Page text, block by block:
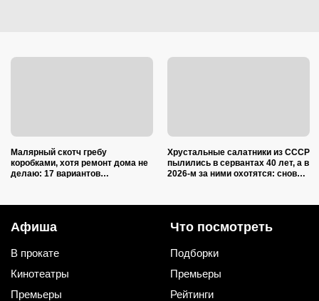
Малярный скотч гребу
коробками, хотя ремонт дома не
делаю: 17 вариантов
Хрустальные салатники из СССР
пылились в сервантах 40 лет, а в
2026-м за ними охотятся: снова в
Афиша
В прокате
Кинотеатры
Премьеры
Что посмотреть
Подборки
Премьеры
Рейтинги